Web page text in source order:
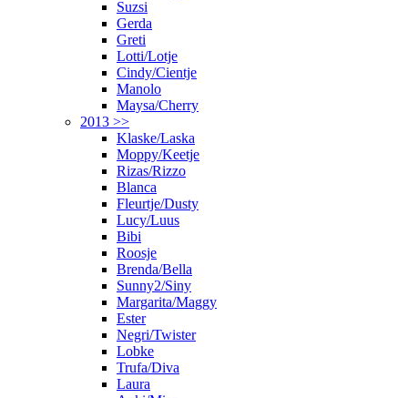
Suzsi
Gerda
Greti
Lotti/Lotje
Cindy/Cientje
Manolo
Maysa/Cherry
2013 >>
Klaske/Laska
Moppy/Keetje
Rizas/Rizzo
Blanca
Fleurtje/Dusty
Lucy/Luus
Bibi
Roosje
Brenda/Bella
Sunny2/Siny
Margarita/Maggy
Ester
Negri/Twister
Lobke
Trufa/Diva
Laura